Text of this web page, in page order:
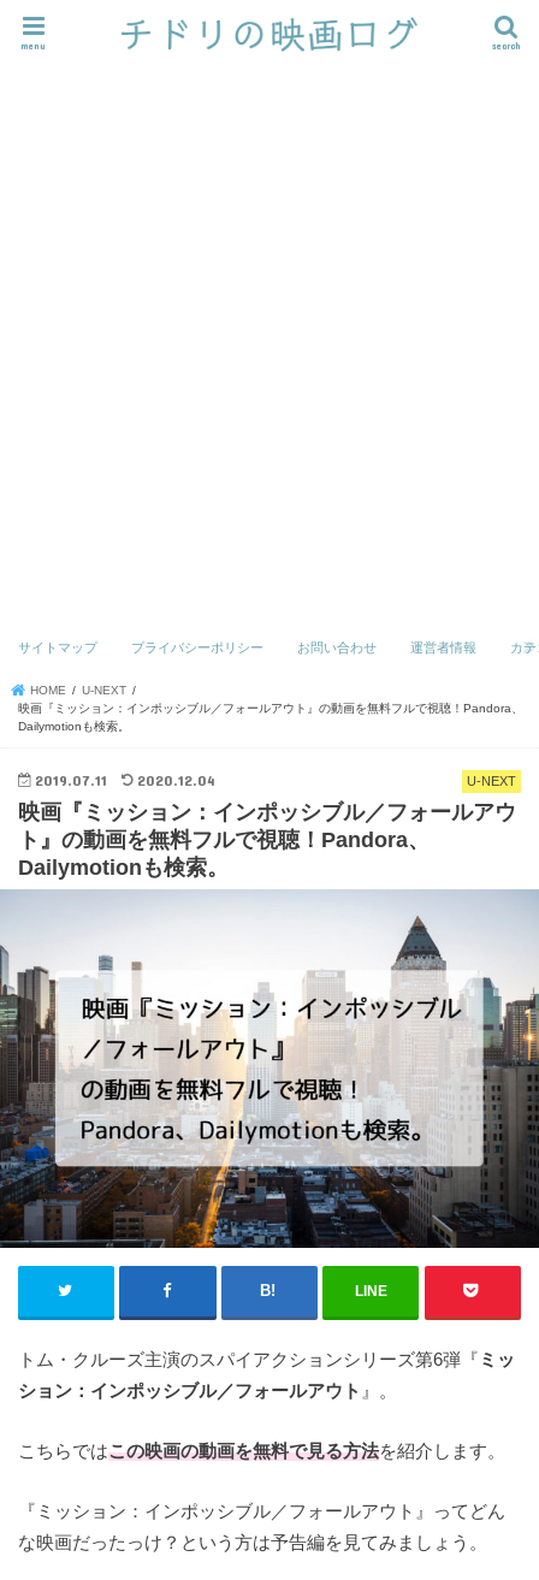
search
menu
サイトマップ プライバシーポリシー お問い合わせ 運営者情報 カ
HOME
U-NEXT
映画『ミッション：インポッシブル／フォールアウト』の動画を無料フルで視聴！Pandora、
Dailymotionも検索。
U-NEXT
2019.07.11 2020.12.04
映画『ミッション：インポッシブル／フォールアウ
ト』の動画を無料フルで視聴！Pandora、
Dailymotionも検索。
LINE
トム・クルーズ主演のスパイアクションシリーズ第6弾『 ミッ
ション：インポッシブル／フォールアウト 』。
こちらではこの映画の動画を無料で見る方法を紹介します。
『ミッション：インポッシブル／フォールアウト』ってどん
な映画だったっけ？という方は予告編を見てみましょう。